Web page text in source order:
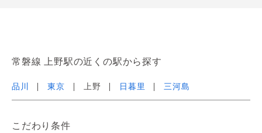
常磐線 上野駅の近くの駅から探す
品川 東京 上野 日暮里 三河島
こだわり条件